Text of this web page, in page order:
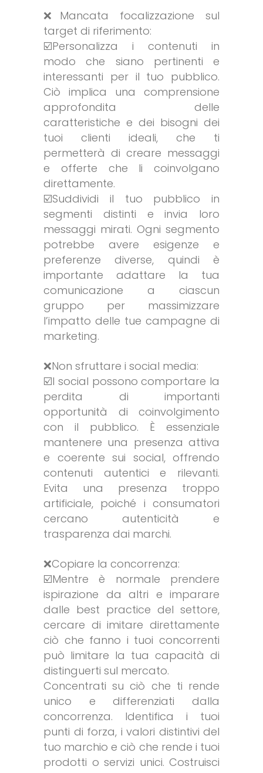
❌Mancata focalizzazione sul
target di riferimento:
☑️Personalizza i contenuti in
modo che siano pertinenti e
interessanti per il tuo pubblico.
Ciò implica una comprensione
approfondita delle
caratteristiche e dei bisogni dei
tuoi clienti ideali, che ti
permetterà di creare messaggi
e offerte che li coinvolgano
direttamente.
☑️Suddividi il tuo pubblico in
segmenti distinti e invia loro
messaggi mirati. Ogni segmento
potrebbe avere esigenze e
preferenze diverse, quindi è
importante adattare la tua
comunicazione a ciascun
gruppo per massimizzare
l’impatto delle tue campagne di
marketing.
❌Non sfruttare i social media:
☑️I social possono comportare la
perdita di importanti
opportunità di coinvolgimento
con il pubblico. È essenziale
mantenere una presenza attiva
e coerente sui social, offrendo
contenuti autentici e rilevanti.
Evita una presenza troppo
artificiale, poiché i consumatori
cercano autenticità e
trasparenza dai marchi.
❌Copiare la concorrenza:
☑️Mentre è normale prendere
ispirazione da altri e imparare
dalle best practice del settore,
cercare di imitare direttamente
ciò che fanno i tuoi concorrenti
può limitare la tua capacità di
distinguerti sul mercato.
Concentrati su ciò che ti rende
unico e differenziati dalla
concorrenza. Identifica i tuoi
punti di forza, i valori distintivi del
tuo marchio e ciò che rende i tuoi
prodotti o servizi unici. Costruisci